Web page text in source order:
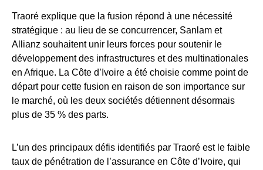
Traoré explique que la fusion répond à une nécessité
stratégique : au lieu de se concurrencer, Sanlam et
Allianz souhaitent unir leurs forces pour soutenir le
développement des infrastructures et des multinationales
en Afrique. La Côte d’Ivoire a été choisie comme point de
départ pour cette fusion en raison de son importance sur
le marché, où les deux sociétés détiennent désormais
plus de 35 % des parts.
L’un des principaux défis identifiés par Traoré est le faible
taux de pénétration de l’assurance en Côte d’Ivoire, qui